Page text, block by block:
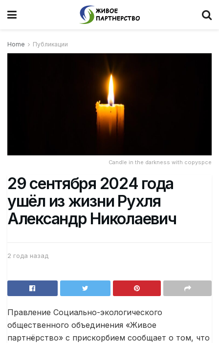
Home Публикации
Candle in the darkness with copyspce
29 сентября 2024 года
ушёл из жизни Рухля
Александр Николаевич
2 года назад
Правление Социально-экологического
общественного объединения «Живое
партнёрство» с прискорбием сообщает о том, что